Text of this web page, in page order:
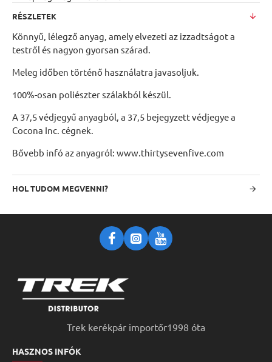
RÉSZLETEK
Könnyű, lélegző anyag, amely elvezeti az izzadtságot a
testről és nagyon gyorsan szárad.
Meleg időben történő használatra javasoljuk.
100%-osan poliészter szálakból készül.
A 37,5 védjegyű anyagból, a 37,5 bejegyzett védjegye a
Cocona Inc. cégnek.
Bővebb infó az anyagról: www.thirtysevenfive.com
HOL TUDOM MEGVENNI?
Trek kerékpár importőr1998 óta
HASZNOS INFÓK